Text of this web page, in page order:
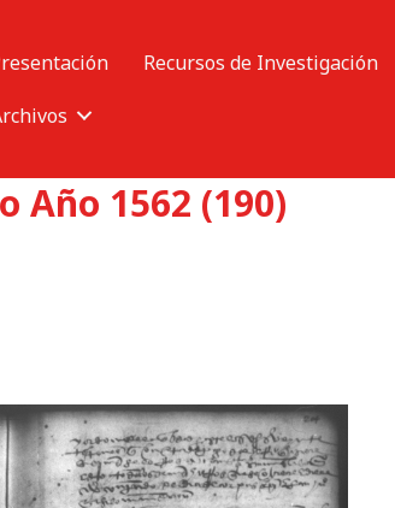
Recursos de Investigación
Año 1562 (190)